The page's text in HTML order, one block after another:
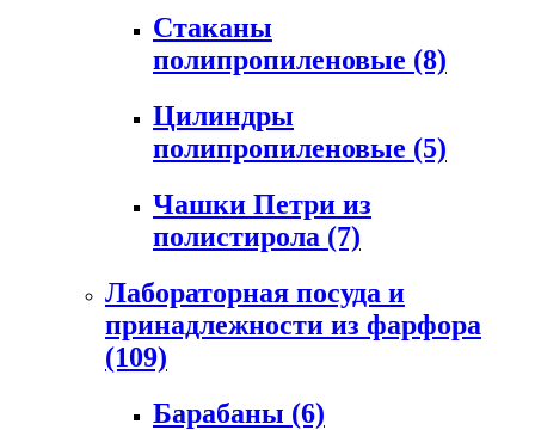
Стаканы
полипропиленовые (8)
Цилиндры
полипропиленовые (5)
Чашки Петри из
полистирола (7)
Лабораторная посуда и
принадлежности из фарфора
(109)
Барабаны (6)